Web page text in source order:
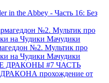
in the Abbey - Часть 16: Без
№2. Мультик про
на Чудики Мачудики